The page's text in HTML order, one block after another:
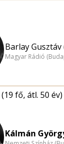
Barlay Gusztáv
Magyar Rádió
(19 fő, átl. 50 év)
Kálmán